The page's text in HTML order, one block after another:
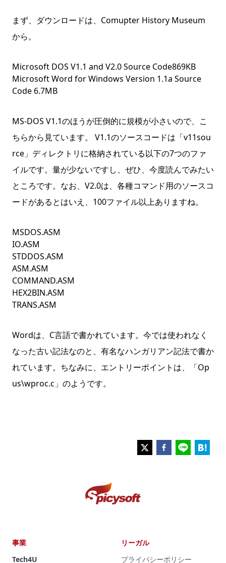
まず、ダウンロードは、Comupter History Museum
から。
Microsoft DOS V1.1 and V2.0 Source Code869KB
Microsoft Word for Windows Version 1.1a Source
Code 6.7MB
MS-DOS V1.1のほうが圧倒的に規模が小さいので、こ
ちらから見ています。 V1.1のソースコードは「v11sou
rce」ディレクトリに格納されている以下の7つのファ
イルです。量が少ないですし、ぜひ、今度読んでみたい
ところです。なお、V2.0は、各種コマンド用のソースコ
ードがあるとはいえ、100ファイル以上ありますね。
MSDOS.ASM
IO.ASM
STDDOS.ASM
ASM.ASM
COMMAND.ASM
HEX2BIN.ASM
TRANS.ASM
Wordは、C言語で書かれています。今では使われなく
なった古い記法なのと、有名なハンガリアン記法で書か
れています。ちなみに、エントリーポイントは、「Op
us\wproc.c」のようです。
事業
Tech4U
リーガル
プライバシーポリシー